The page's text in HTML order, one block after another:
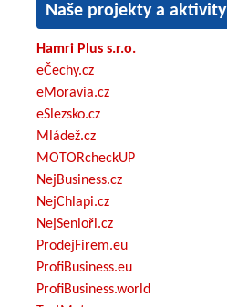
Naše projekty a aktivity
Hamri Plus s.r.o.
eČechy.cz
eMoravia.cz
eSlezsko.cz
Mládež.cz
MOTORcheckUP
NejBusiness.cz
NejChlapi.cz
NejSenioři.cz
ProdejFirem.eu
ProfiBusiness.eu
ProfiBusiness.world